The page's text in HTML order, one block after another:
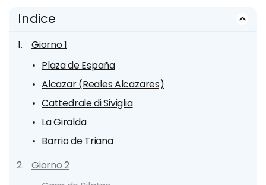
Indice
Giorno 1
Plaza de España
Alcazar (Reales Alcazares)
Cattedrale di Siviglia
La Giralda
Barrio de Triana
Giorno 2